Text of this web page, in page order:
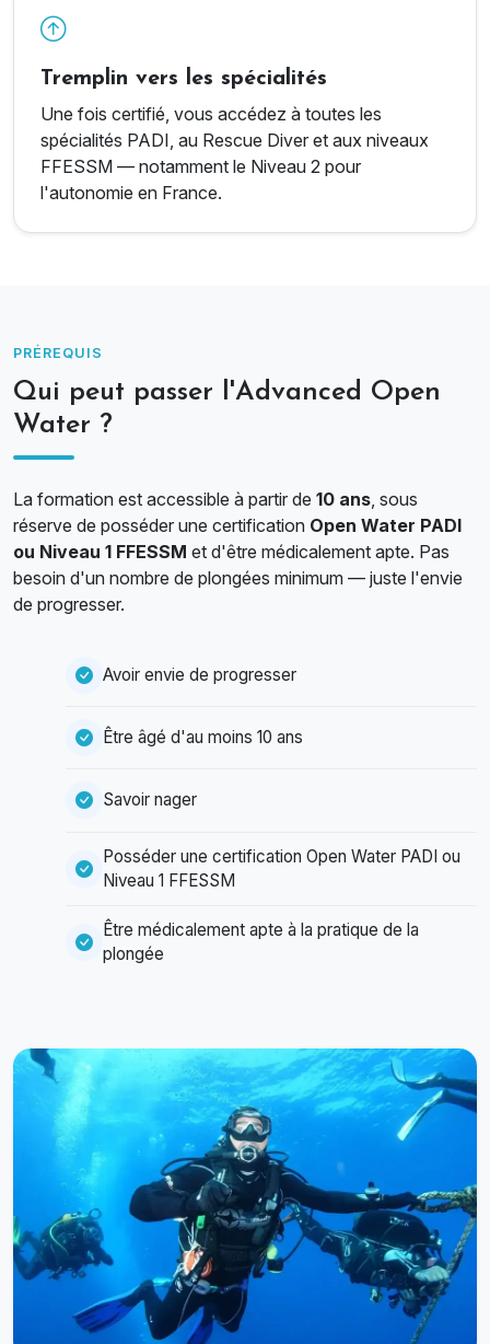
Tremplin vers les spécialités
Une fois certifié, vous accédez à toutes les
spécialités PADI, au Rescue Diver et aux niveaux
FFESSM — notamment le Niveau 2 pour
l'autonomie en France.
PRÉREQUIS
Qui peut passer l'Advanced Open
Water ?
La formation est accessible à partir de 10 ans, sous
réserve de posséder une certification Open Water PADI
ou Niveau 1 FFESSM et d'être médicalement apte. Pas
besoin d'un nombre de plongées minimum — juste l'envie
de progresser.
Avoir envie de progresser
Être âgé d'au moins 10 ans
Savoir nager
Posséder une certification Open Water PADI ou
Niveau 1 FFESSM
Être médicalement apte à la pratique de la
plongée